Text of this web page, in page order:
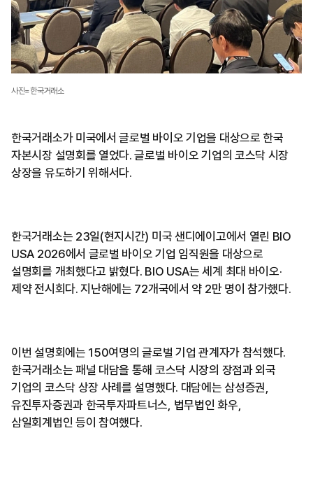
사진=한국거래소
한국거래소가 미국에서 글로벌 바이오 기업을 대상으로 한국
자본시장 설명회를 열었다. 글로벌 바이오 기업의 코스닥 시장
상장을 유도하기 위해서다.
한국거래소는 23일(현지시간) 미국 샌디에이고에서 열린 BIO
USA 2026에서 글로벌 바이오 기업 임직원을 대상으로
설명회를 개최했다고 밝혔다. BIO USA는 세계 최대 바이오·
제약 전시회다. 지난해에는 72개국에서 약 2만 명이 참가했다.
이번 설명회에는 150여명의 글로벌 기업 관계자가 참석했다.
한국거래소는 패널 대담을 통해 코스닥 시장의 장점과 외국
기업의 코스닥 상장 사례를 설명했다. 대담에는 삼성증권,
유진투자증권과 한국투자파트너스, 법무법인 화우,
삼일회계법인 등이 참여했다.